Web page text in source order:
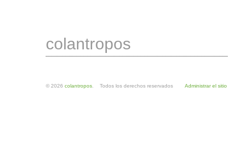
colantropos
© 2026 colantropos . Todos los derechos reservados Administrar el sitio